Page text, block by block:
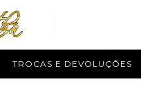
TROCAS E DEVOLUÇÕES